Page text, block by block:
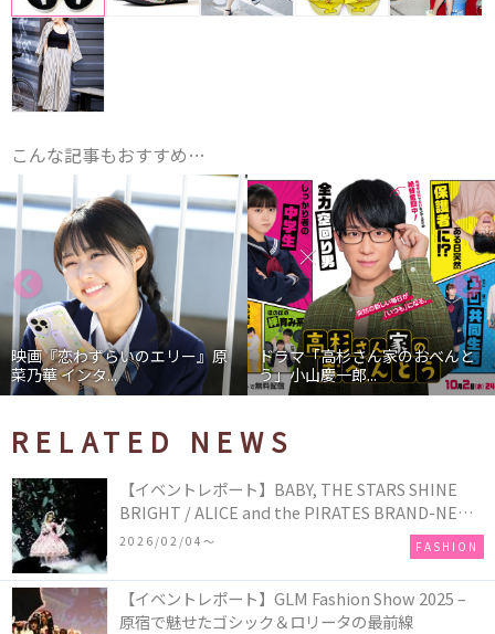
こんな記事もおすすめ…
映画『恋わずらいのエリー』原
菜乃華 インタ...
ドラマ「高杉さん家のおべんと
う」小山慶一郎...
RELATED NEWS
【イベントレポート】BABY, THE STARS SHINE
BRIGHT / ALICE and the PIRATES BRAND-NEW
COLLECTION in TOKYO
2026/02/04〜 FASHION
【イベントレポート】GLM Fashion Show 2025 –
原宿で魅せたゴシック＆ロリータの最前線